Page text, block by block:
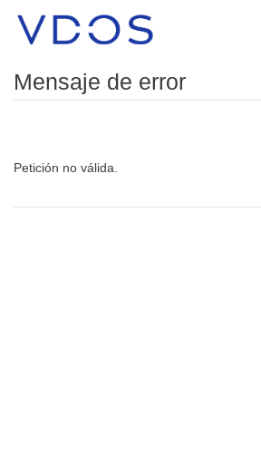
Mensaje de error
Petición no válida.